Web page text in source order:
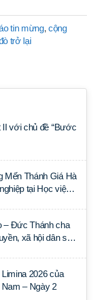
tin mừng,cộng
trở lại
với chủ đề “Bước
Mến Thánh Giá Hà
tại Học viện
– Đức Thánh cha
xã hội dân sự
2026 của
– Ngày 2